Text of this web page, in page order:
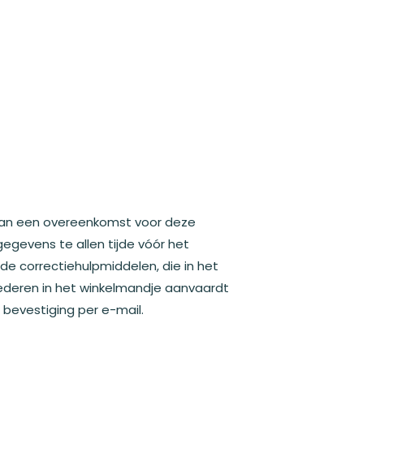
een overeenkomst voor deze
te allen tijde vóór het
correctiehulpmiddelen, die in het
in het winkelmandje aanvaardt
per e-mail.